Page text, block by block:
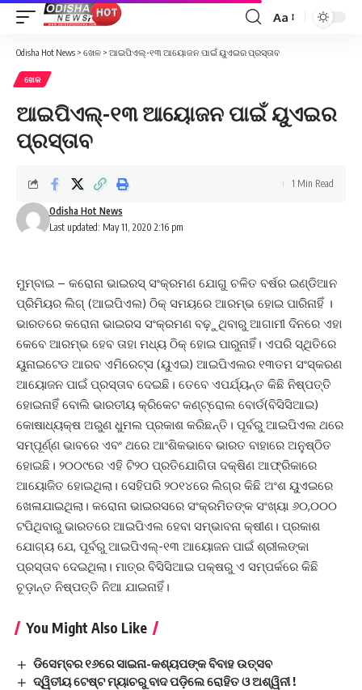
Font
Aa
Odisha Hot News > ଖେଳ > ଆଇପିଏଲ୍‌-୧୩ ଆୟୋଜନ ପାଇଁ ୟୁଏଇର ପ୍ରସ୍ତାବ
ଖେଳ
ଆଇପିଏଲ୍‌-୧୩ ଆୟୋଜନ ପାଇଁ ୟୁଏଇର
ପ୍ରସ୍ତାବ
Last updated: May 11, 2020 2:16 pm
Odisha Hot News
1 Min Read
ମୁମ୍ବାଇ – କରୋନା ଭାଇରସ୍‌ ସଂକ୍ରମଣ ଯୋଗୁ ଚଳିତ ବର୍ଷର ଇଣ୍ଡିଆନ
ପ୍ରିମିୟର ଲିଗ୍‌ (ଆଇପିଏଲ) ଠିକ୍‌ ସମୟରେ ଆରମ୍ଭ ହୋଇ ପାରିନାହିଁ ।
ଭାରତରେ କରୋନା ଭାଇରସ ସଂକ୍ରମଣ ବଢ଼ୁଥିବାରୁ ଆଗାମୀ ଦିନରେ ଏହା
କେବେ ଆରମ୍ଭ ହେବ ତାହା ମଧ୍ୟ ଠିକ୍‌ ହୋଇ ପାରୁନାହିଁ। ଏପରି ସ୍ଥିତିରେ
ୟୁନାଇଟେଡ ଆରବ ଏମିରେଟ୍ସ (ୟୁଏଇ) ଆଇପିଏଲର ୧୩ତମ ସଂସ୍କରଣ
ଆୟୋଜନ ପାଇଁ ପ୍ରସ୍ତାବ ଦେଇଛି। ତେବେ ଏପର୍ଯ୍ୟନ୍ତ କିଛି ନିଷ୍ପତ୍ତି
ହୋଇନାହିଁ ବୋଲି ଭାରତୀୟ କ୍ରିକେଟ କଣ୍ଟ୍ରୋଲ ବୋର୍ଡ(ବିସିସିଆଇ)
କୋଷାଧ୍ୟକ୍ଷ ଅରୁଣ ଧୁମଲ ପ୍ରକାଶ କରିଛନ୍ତି। ପୂର୍ବରୁ ଆଇପିଏଲ ଥରେ
ସମ୍ପୂର୍ଣ୍ଣ ଭାବରେ ଏବଂ ଥରେ ଆଂଶିକଭାବେ ଭାରତ ବାହାରେ ଅନୁଷ୍ଠିତ
ହୋଇଛି। ୨୦୦୯ରେ ଏହି ଟି୨୦ ପ୍ରତିଯୋଗିତା ଦକ୍ଷିଣ ଆଫ୍ରିକାରେ
ଆୟୋଜିତ ହୋଇଥିଲା। ସେହିପରି ୨୦୧୪ରେ ଲିଗ୍‌ର କିଛି ଅଂଶ ୟୁଏଇରେ
ଖେଳାଯାଇଥିଲା। କରୋନା ଭାଇରସରେ ସଂକ୍ରମିତଙ୍କ ସଂଖ୍ୟା ୬୦,୦୦୦
ଟପିଥିବାରୁ ଭାରତରେ ଆଇପିଏଲ ହେବା ସମ୍ଭାବନା କ୍ଷୀଣ। ପ୍ରକାଶ
ଯୋଗ୍ୟ ଯେ, ପୂର୍ବରୁ ଆଇପିଏଲ୍‌-୧୩ ଆୟୋଜନ ପାଇଁ ଶ୍ରୀଲଙ୍କା
ପ୍ରସ୍ତାବ ଦେଇଥିଲା। ମାତ୍ର ବିସିସିଆଇ ପକ୍ଷରୁ ଏ ସମ୍ପର୍କରେ କିଛି
ଚୂଡ଼ାନ୍ତ ନିଷ୍ପତ୍ତି ନିଆ ଯାଇନାହିଁ।
You Might Also Like
ଡିସେମ୍ବର ୧୬ରେ ସାଇନା-କଶ୍ୟପଙ୍କ ବିବାହ ଉତ୍ସବ
ଦ୍ୱିତୀୟ ଟେଷ୍ଟ ମ୍ୟାଚରୁ ବାଦ ପଡ଼ିଲେ ରୋହିତ ଓ ଅଶ୍ୱିନୀ !